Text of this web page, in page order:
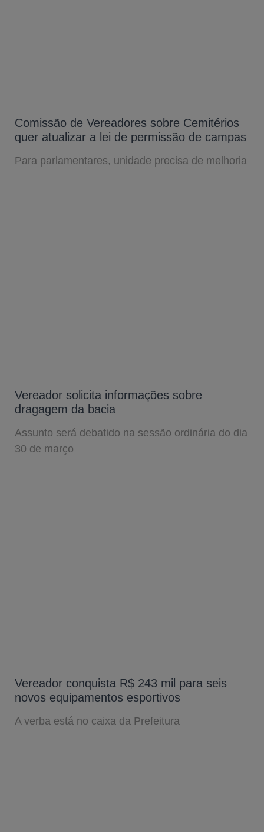
Comissão de Vereadores sobre Cemitérios
quer atualizar a lei de permissão de campas
Para parlamentares, unidade precisa de melhoria
Vereador solicita informações sobre
dragagem da bacia
Assunto será debatido na sessão ordinária do dia
30 de março
Vereador conquista R$ 243 mil para seis
novos equipamentos esportivos
A verba está no caixa da Prefeitura